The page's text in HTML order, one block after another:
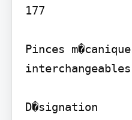
177
Pinces
interchangeables
D�signation